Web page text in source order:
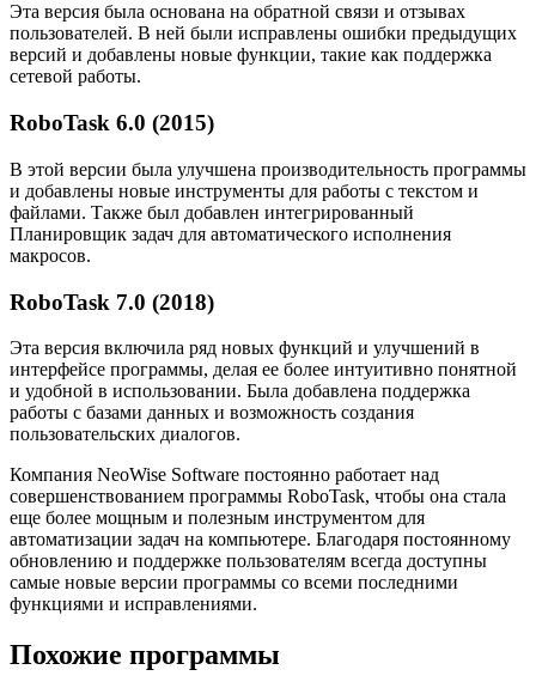
Эта версия была основана на обратной связи и отзывах
пользователей. В ней были исправлены ошибки предыдущих
версий и добавлены новые функции, такие как поддержка
сетевой работы.
RoboTask 6.0 (2015)
В этой версии была улучшена производительность программы
и добавлены новые инструменты для работы с текстом и
файлами. Также был добавлен интегрированный
Планировщик задач для автоматического исполнения
макросов.
RoboTask 7.0 (2018)
Эта версия включила ряд новых функций и улучшений в
интерфейсе программы, делая ее более интуитивно понятной
и удобной в использовании. Была добавлена поддержка
работы с базами данных и возможность создания
пользовательских диалогов.
Компания NeoWise Software постоянно работает над
совершенствованием программы RoboTask, чтобы она стала
еще более мощным и полезным инструментом для
автоматизации задач на компьютере. Благодаря постоянному
обновлению и поддержке пользователям всегда доступны
самые новые версии программы со всеми последними
функциями и исправлениями.
Похожие программы